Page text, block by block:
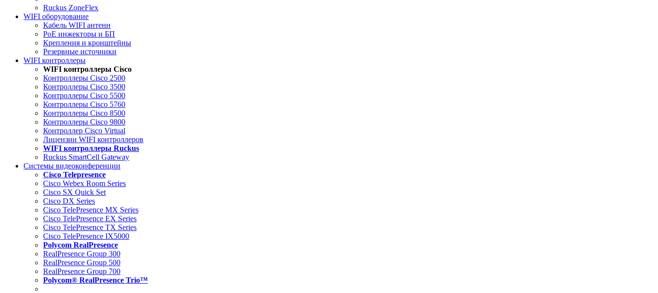
Ruckus ZoneFlex
WIFI оборудование
Кабель WIFI антенн
PoE инжекторы и БП
Крепления и кронштейны
Резервные источники
WIFI контроллеры
WIFI контроллеры Cisco
Контроллеры Cisco 2500
Контроллеры Cisco 3500
Контроллеры Cisco 5500
Контроллеры Cisco 5760
Контроллеры Cisco 8500
Контроллеры Cisco 9800
Контроллер Cisco Virtual
Лицензии WIFI контроллеров
WIFI контроллеры Ruckus
Ruckus SmartCell Gateway
Системы видеоконференции
Cisco Telepresence
Cisco Webex Room Series
Cisco SX Quick Set
Cisco DX Series
Cisco TelePresence MX Series
Cisco TelePresence EX Series
Cisco TelePresence TX Series
Cisco TelePresence IX5000
Polycom RealPresence
RealPresence Group 300
RealPresence Group 500
RealPresence Group 700
Polycom® RealPresence Trio™